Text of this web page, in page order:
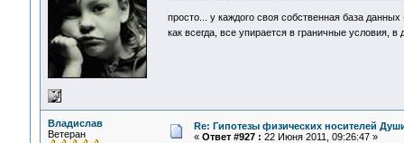
просто... у каждого своя собственная база
как всегда, все упирается в граничные условия,
Владислав
Ветеран
Re: Гипотезы физических носителей
« Ответ #927 : 22 Июня 2011, 09:26:47 »